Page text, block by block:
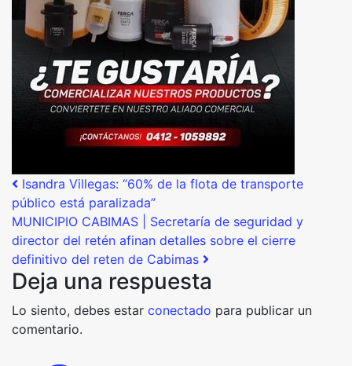
Post navigation
Isandra Villegas: “60% de la flota de transporte
público está paralizada”
MUNICIPIO CABIMAS | Secretaría de seguridad y
director del retén afinan detalles sobre el cierre
definitivo del reten de Cabimas
Deja una respuesta
Lo siento, debes estar conectado para publicar un
comentario.